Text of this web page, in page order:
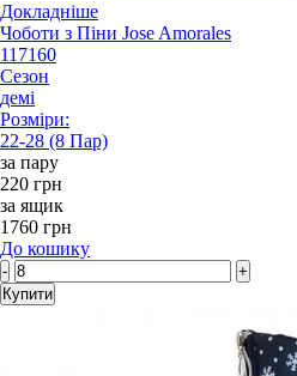
Докладніше
Чоботи з Піни Jose Amorales
117160
Сезон
демі
Розміри:
22-28 (8 Пар)
за пару
220 грн
за ящик
1760 грн
До кошику
-
+
Купити